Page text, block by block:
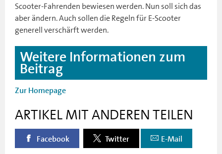
Scooter-Fahrenden bewiesen werden. Nun soll sich das
aber ändern. Auch sollen die Regeln für E-Scooter
generell verschärft werden.
Weitere Informationen zum
Beitrag
Zur Homepage
ARTIKEL MIT ANDEREN TEILEN
Facebook Twitter E-Mail